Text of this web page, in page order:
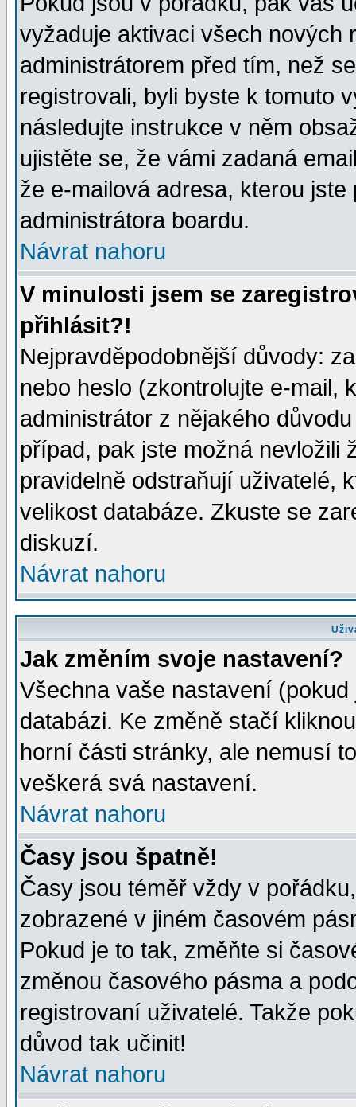
vyžaduje aktivaci všech nových
administrátorem před tím, než
registrovali, byli byste k tomuto
následujte instrukce v něm
ujistěte se, že vámi zadaná
že e-mailová adresa, kterou
administrátora boardu.
Návrat nahoru
V minulosti jsem se
přihlásit?!
Nejpravděpodobnější důvody:
nebo heslo (zkontrolujte e-mail,
administrátor z nějakého
případ, pak jste možná nevložili
pravidelně odstraňují uživatelé,
velikost databáze. Zkuste se
diskuzí.
Návrat nahoru
Jak změním svoje nastavení?
Všechna vaše nastavení
databázi. Ke změně stačí
horní části stránky, ale nemusí
veškerá svá nastavení.
Návrat nahoru
Časy jsou špatně!
Časy jsou téměř vždy v
zobrazené v jiném časovém
Pokud je to tak, změňte si
změnou časového pásma a
registrovaní uživatelé. Takže
důvod tak učinit!
Návrat nahoru